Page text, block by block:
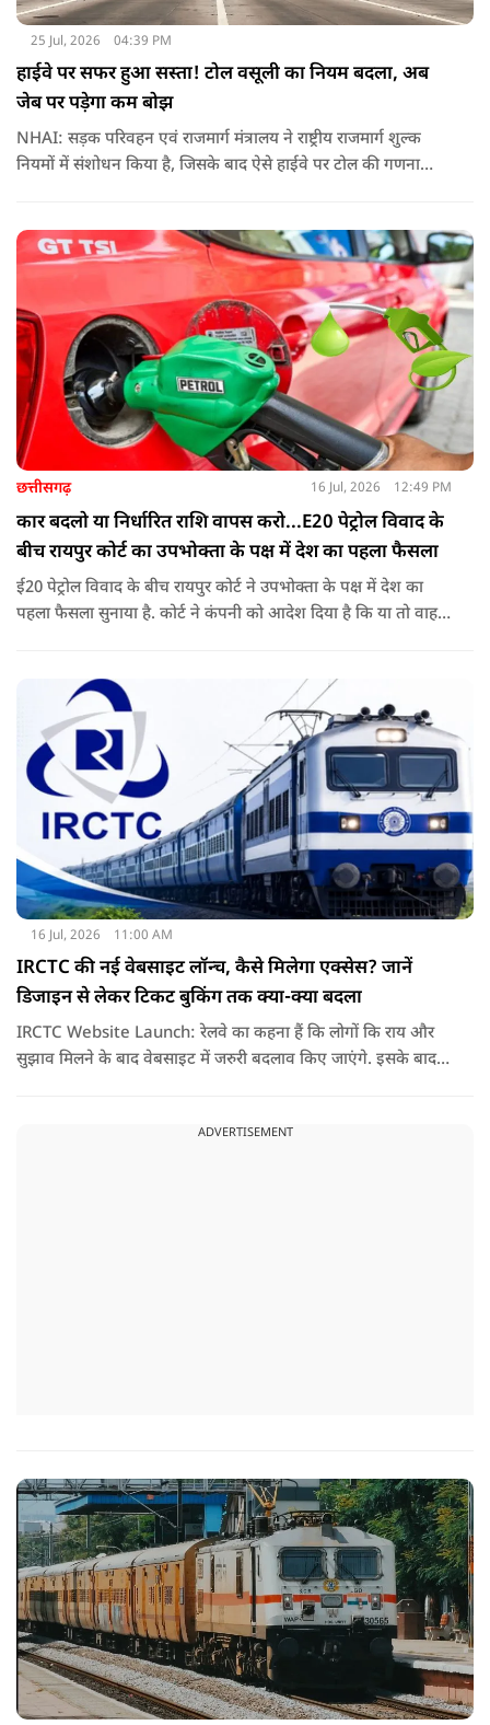
25 Jul, 2026 04:39 PM
हाईवे पर सफर हुआ सस्ता! टोल वसूली का नियम बदला, अब
जेब पर पड़ेगा कम बोझ
NHAI: सड़क परिवहन एवं राजमार्ग मंत्रालय ने राष्ट्रीय राजमार्ग शुल्क
नियमों में संशोधन किया है, जिसके बाद ऐसे हाईवे पर टोल की गणना
छत्तीसगढ़ 16 Jul, 2026 12:49 PM
कार बदलो या निर्धारित राशि वापस करो...E20 पेट्रोल विवाद के
बीच रायपुर कोर्ट का उपभोक्ता के पक्ष में देश का पहला फैसला
ई20 पेट्रोल विवाद के बीच रायपुर कोर्ट ने उपभोक्ता के पक्ष में देश का
पहला फैसला सुनाया है. कोर्ट ने कंपनी को आदेश दिया है कि या तो वाहन
16 Jul, 2026 11:00 AM
IRCTC की नई वेबसाइट लॉन्च, कैसे मिलेगा एक्सेस? जानें
डिजाइन से लेकर टिकट बुकिंग तक क्या-क्या बदला
IRCTC Website Launch: रेलवे का कहना हैं कि लोगों कि राय और
सुझाव मिलने के बाद वेबसाइट में जरुरी बदलाव किए जाएंगे. इसके बाद
बुकिंग को पहले से ज्यादा आसान तेज और बिना परेशानी वाला बनाना हैं.
ADVERTISEMENT